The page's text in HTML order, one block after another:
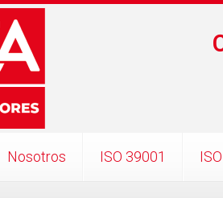
Nosotros ISO 39001